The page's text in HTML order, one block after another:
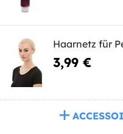
Haarnetz für
3,99 €